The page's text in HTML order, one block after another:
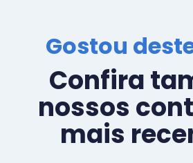
Gostou
Confira
nossos
mais